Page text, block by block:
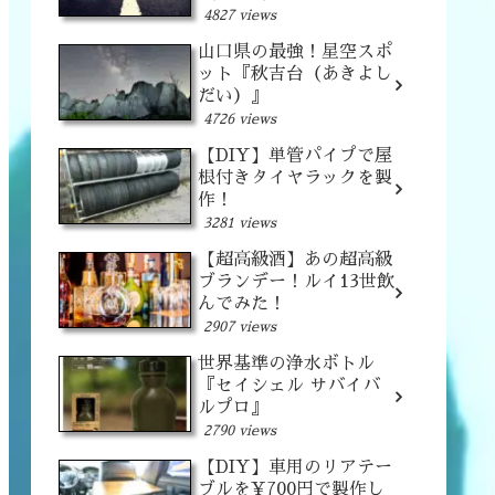
4827 views
山口県の最強！星空スポ
ット『秋吉台（あきよし
だい）』
4726 views
【DIY】単管パイプで屋
根付きタイヤラックを製
作！
3281 views
【超高級酒】あの超高級
ブランデー！ルイ13世飲
んでみた！
2907 views
世界基準の浄水ボトル
『セイシェル サバイバ
ルプロ』
2790 views
【DIY】車用のリアテー
ブルを¥700円で製作し